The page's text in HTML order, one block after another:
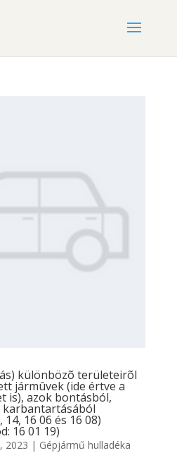
különbözõ területeirõl
jármûvek (ide értve a
is), azok bontásból,
karbantartásából
16 06 és 16 08)
16 01 19)
2023 | Gépjármű hulladéka